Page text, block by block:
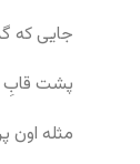
جایی که
پشت
مثله اون